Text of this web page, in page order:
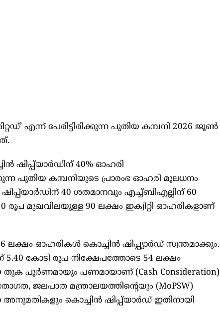
എന്ന് പേരിട്ടിരിക്കുന്ന പുതിയ കമ്പനി 2026 ജൂണ്‍
ഷിപ്പ്‌യാര്‍ഡിന് 40% ഓഹരി
പുതിയ കമ്പനിയുടെ പ്രാരംഭ ഓഹരി മൂലധനം
40 ശതമാനവും എച്ച്ബിഎല്ലിന് 60
രൂപ മുഖവിലയുള്ള 90 ലക്ഷം ഇക്വിറ്റി ഓഹരികളാണ്
ഓഹരികള്‍ കൊച്ചിന്‍ ഷിപ്പ്യാര്‍ഡ് സ്വന്തമാക്കും.
കോടി രൂപ നിക്ഷേപത്തോടെ 54 ലക്ഷം
പൂര്‍ണമായും പണമായാണ് (Cash Consideration)
ജലപാത മന്ത്രാലയത്തിന്റെയും (MoPSW)
അനുമതികളും കൊച്ചിന്‍ ഷിപ്പ്‌യാര്‍ഡ് ഇതിനായി